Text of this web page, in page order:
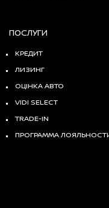
ПОСЛУГИ
КРЕДИТ
ЛИЗИНГ
ОЦІНКА АВТО
VIDI SELECT
TRADE-IN
ПРОГРАММА